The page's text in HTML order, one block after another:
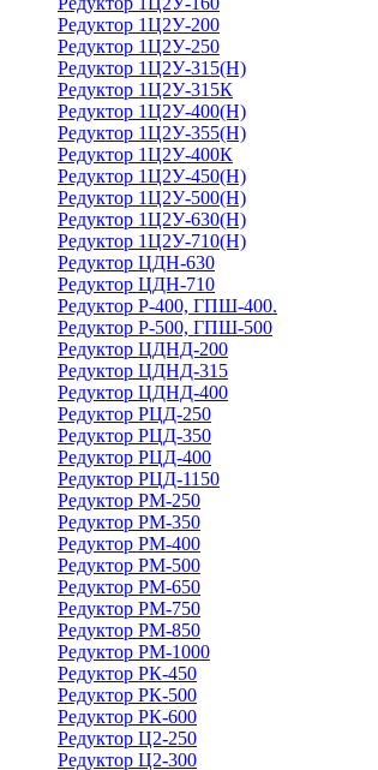
Редуктор 1Ц2У-200
Редуктор 1Ц2У-250
Редуктор 1Ц2У-315(Н)
Редуктор 1Ц2У-315К
Редуктор 1Ц2У-400(Н)
Редуктор 1Ц2У-355(Н)
Редуктор 1Ц2У-400К
Редуктор 1Ц2У-450(Н)
Редуктор 1Ц2У-500(Н)
Редуктор 1Ц2У-630(Н)
Редуктор 1Ц2У-710(Н)
Редуктор ЦДН-630
Редуктор ЦДН-710
Редуктор Р-400, ГПШ-400.
Редуктор Р-500, ГПШ-500
Редуктор ЦДНД-200
Редуктор ЦДНД-315
Редуктор ЦДНД-400
Редуктор РЦД-250
Редуктор РЦД-350
Редуктор РЦД-400
Редуктор РЦД-1150
Редуктор РМ-250
Редуктор РМ-350
Редуктор РМ-400
Редуктор РМ-500
Редуктор РМ-650
Редуктор РМ-750
Редуктор РМ-850
Редуктор РМ-1000
Редуктор РК-450
Редуктор РК-500
Редуктор РК-600
Редуктор Ц2-250
Редуктор Ц2-300